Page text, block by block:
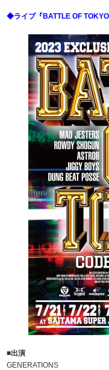
◆ライブ『BATTLE OF
■出演
GENERATIONS